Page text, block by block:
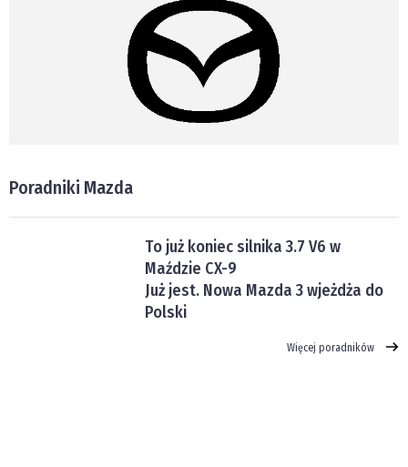
Poradniki Mazda
To już koniec silnika 3.7 V6 w
Maździe CX-9
Już jest. Nowa Mazda 3 wjeżdża do
Polski
Więcej poradników